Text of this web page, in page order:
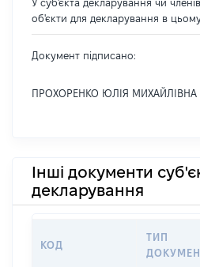
У суб'єкта декларування чи членів
об'єкти для декларування в цьому
Документ підписано:
ПРОХОРЕНКО ЮЛІЯ МИХАЙЛІВНА
Інші документи
декларування
КОД
ТИП